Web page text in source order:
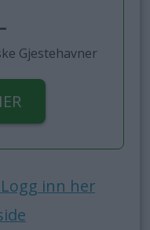
Gjestehavner
inn her